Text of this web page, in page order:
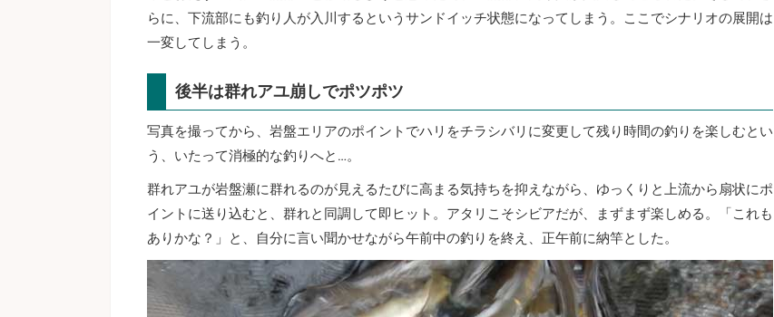
らに、下流部にも釣り人が入川するというサンドイッチ状態になってしまう。ここでシナリオの展開は
一変してしまう。
後半は群れアユ崩しでポツポツ
写真を撮ってから、岩盤エリアのポイントでハリをチラシバリに変更して残り時間の釣りを楽しむとい
う、いたって消極的な釣りへと…。
群れアユが岩盤瀬に群れるのが見えるたびに高まる気持ちを抑えながら、ゆっくりと上流から扇状にポ
イントに送り込むと、群れと同調して即ヒット。アタリこそシビアだが、まずまず楽しめる。「これも
ありかな？」と、自分に言い聞かせながら午前中の釣りを終え、正午前に納竿とした。